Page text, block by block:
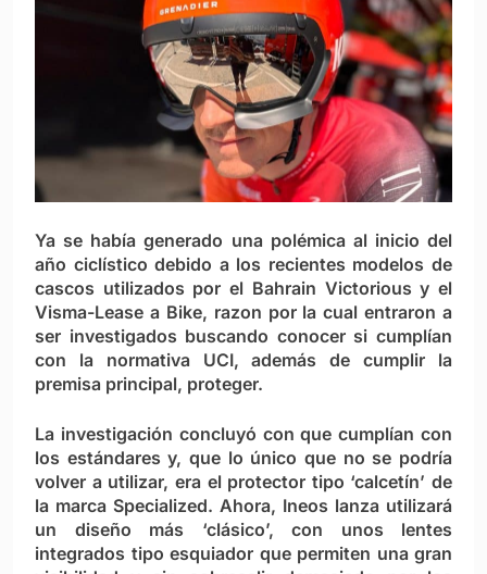
Ya se había generado una polémica al inicio del
año ciclístico debido a los recientes modelos de
cascos utilizados por el Bahrain Victorious y el
Visma-Lease a Bike, razon por la cual entraron a
ser investigados buscando conocer si cumplían
con la normativa UCI, además de cumplir la
premisa principal, proteger.
La investigación concluyó con que cumplían con
los estándares y, que lo único que no se podría
volver a utilizar, era el protector tipo ‘calcetín’ de
la marca Specialized. Ahora, Ineos lanza utilizará
un diseño más ‘clásico’, con unos lentes
integrados tipo esquiador que permiten una gran